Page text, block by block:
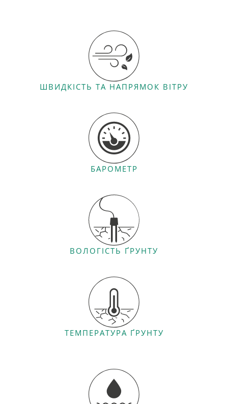
ШВИДКІСТЬ ТА НАПРЯМОК ВІТРУ
БАРОМЕТР
ВОЛОГІСТЬ ҐРУНТУ
ТЕМПЕРАТУРА ҐРУНТУ